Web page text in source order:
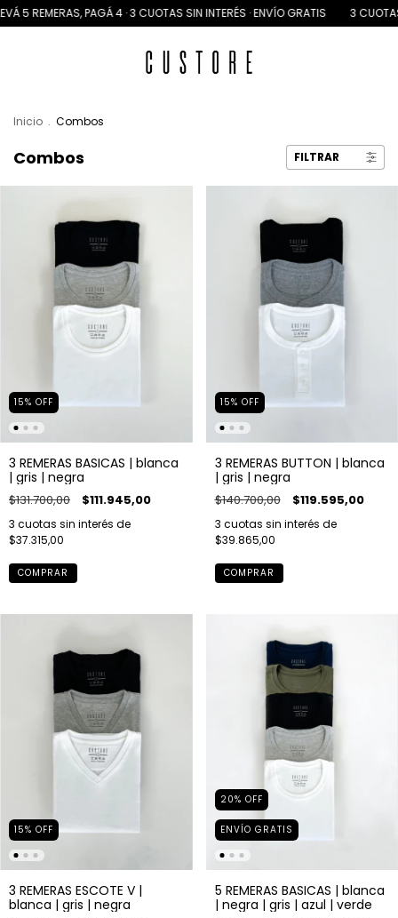
PAGÁ 4 · 3 CUOTAS SIN INTERÉS · ENVÍO GRATIS 3 CUOTAS SIN
Inicio . Combos
Combos FILTRAR
15% OFF
3 REMERAS BASICAS | blanca
| gris | negra
$131.700,00 $111.945,00
3 cuotas sin interés de
$37.315,00
COMPRAR
15% OFF
3 REMERAS BUTTON | blanca
| gris | negra
$140.700,00 $119.595,00
3 cuotas sin interés de
$39.865,00
COMPRAR
15% OFF
3 REMERAS ESCOTE V |
blanca | gris | negra
20% OFF
ENVÍO GRATIS
5 REMERAS BASICAS | blanca
| negra | gris | azul | verde